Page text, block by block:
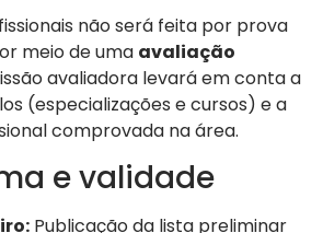
não será feita por prova
meio de uma avaliação
avaliadora levará em conta a
(especializações e cursos) e a
comprovada na área.
e validade
Publicação da lista preliminar